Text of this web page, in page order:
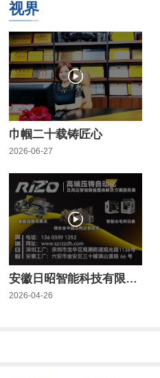
视界
巾帼二十载铸匠心
2026-06-27
安徽日昭智能科技有限公司
2026-04-26